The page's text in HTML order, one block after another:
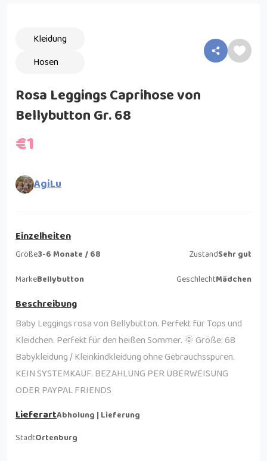
Kleidung
Hosen
Rosa Leggings Caprihose von
Bellybutton Gr. 68
€1
AgiLu
Einzelheiten
Größe3-6 Monate / 68 ZustandSehr gut
MarkeBellybutton GeschlechtMädchen
Beschreibung
Baby Leggings rosa von Bellybutton. Perfekt für Tops und
Kleidchen. Perfekt für den heißen Sommer. 🌞 Größe: 68
Babykleidung / Kleinkindkleidung ohne Gebrauchsspuren.
KEIN SYSTEMKAUF. BEZAHLUNG PER ÜBERWEISUNG
ODER PAYPAL FRIENDS
LieferartAbholung | Lieferung
StadtOrtenburg